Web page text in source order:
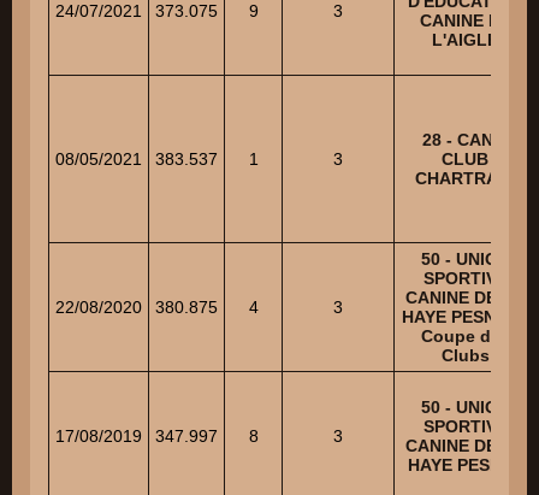
24/07/2021 373.075 9 3
CANINE DE
L'AIGLE
08/05/2021 383.537 1 3
28 - CANIS
CLUB
CHARTRAIN
22/08/2020 380.875 4 3
50 - UNION
SPORTIVE
CANINE DE LA
HAYE PESNEL -
Coupe des
Clubs
17/08/2019 347.997 8 3
50 - UNION
SPORTIVE
CANINE DE LA
HAYE PESNEL